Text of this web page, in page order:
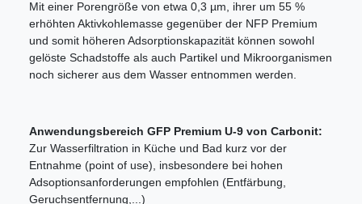
Mit einer Porengröße von etwa 0,3 µm, ihrer um 55 %
erhöhten Aktivkohlemasse gegenüber der NFP Premium
und somit höheren Adsorptionskapazität können sowohl
gelöste Schadstoffe als auch Partikel und Mikroorganismen
noch sicherer aus dem Wasser entnommen werden.
Anwendungsbereich GFP Premium U-9 von Carbonit:
Zur Wasserfiltration in Küche und Bad kurz vor der
Entnahme (point of use), insbesondere bei hohen
Adsoptionsanforderungen empfohlen (Entfärbung,
Geruchsentfernung,...)